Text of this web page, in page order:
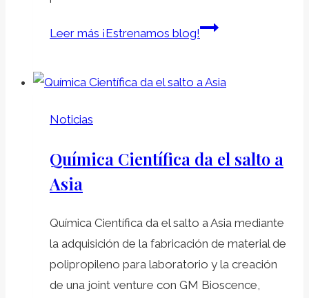
Leer más ¡Estrenamos blog!
Noticias
Química Científica da el salto a
Asia
Química Científica da el salto a Asia mediante
la adquisición de la fabricación de material de
polipropileno para laboratorio y la creación
de una joint venture con GM Bioscence,